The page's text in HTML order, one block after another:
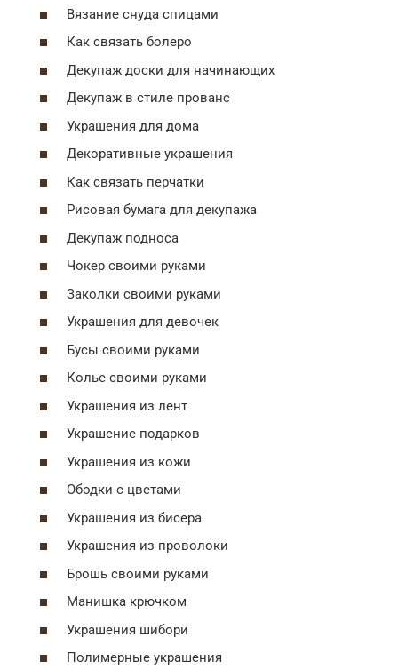
Вязание снуда спицами
Как связать болеро
Декупаж доски для начинающих
Декупаж в стиле прованс
Украшения для дома
Декоративные украшения
Как связать перчатки
Рисовая бумага для декупажа
Декупаж подноса
Чокер своими руками
Заколки своими руками
Украшения для девочек
Бусы своими руками
Колье своими руками
Украшения из лент
Украшение подарков
Украшения из кожи
Ободки с цветами
Украшения из бисера
Украшения из проволоки
Брошь своими руками
Манишка крючком
Украшения шибори
Полимерные украшения